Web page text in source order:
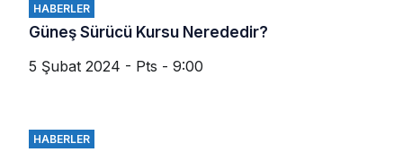
HABERLER
Güneş Sürücü Kursu Nerededir?
5 Şubat 2024 - Pts - 9:00
HABERLER